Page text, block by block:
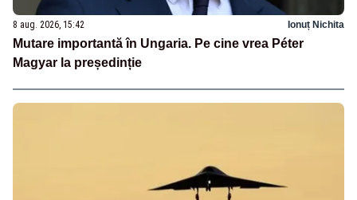
8 aug. 2026, 15:42 Ionuț Nichita
Mutare importantă în Ungaria. Pe cine vrea Péter
Magyar la președinție